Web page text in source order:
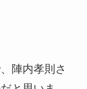
陣内孝則さ